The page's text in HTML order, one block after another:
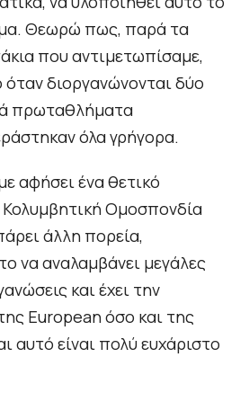
Θεωρώ πως, παρά τα
που αντιμετωπίσαμε,
όταν διοργανώνονται δύο
πρωταθλήματα
όλα γρήγορα.
αφήσει ένα θετικό
Ομοσπονδία
άλλη πορεία,
να αναλαμβάνει μεγάλες
και έχει την
European όσο και της
αυτό είναι πολύ ευχάριστο